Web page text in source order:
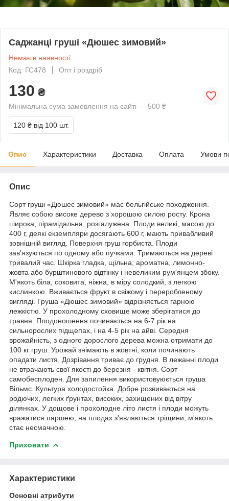
Саджанці груші «Дюшес зимовий»
Немає в наявності
Код: ГС478
Опт і роздріб
130 ₴
Мінімальна сума замовлення на сайті — 500 ₴
120 ₴ від 100 шт.
Опис Характеристики Доставка Оплата Умови
Опис
Сорт груші «Дюшес зимовий» має бельгійське походження.
Являє собою високе дерево з хорошою силою росту. Крона
широка, пірамідальна, розгалужена. Плоди великі, масою до
400 г, деякі екземпляри досягають 600 г, мають привабливий
зовнішній вигляд. Поверхня груш горбиста. Плоди
зав'язуються по одному або пучками. Тримаються на дереві
тривалий час. Шкірка гладка, щільна, ароматна, лимонно-
жовта або бурштинового відтінку і невеликим рум'янцем збоку.
М'якоть біла, соковита, ніжна, в міру солодкий, з легкою
кислинкою. Вживається фрукт в свіжому і переробленому
вигляді. Груша «Дюшес зимовий» відрізняється гарною
лежкістю. У прохолодному сховище може зберігатися до
травня. Плодоношення починається на 6-7 рік на
сильнорослих підщепах, і на 4-5 рік на айві. Середня
врожайність, з одного дорослого дерева можна отримати до
100 кг груш. Урожай знімають в жовтні, коли починають
опадати листя. Дозрівання триває до грудня. В лежанні плоди
не втрачають свої якості до березня - квітня. Сорт
самобесплоден. Для запилення використовуюється груша
Вільмс. Культура холодостойка. Добре розвивається на
родючих, легких ґрунтах, високих, захищених від вітру
ділянках. У дощове і прохолодне літо листя і плоди можуть
вражатися паршею, на плодах з'являються тріщини, м'якоть
стає несмачною.
Приховати
Характеристики
Основні атрибути